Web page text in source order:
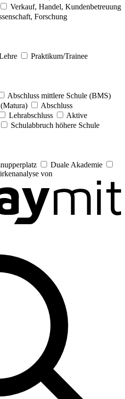
Verkauf, Handel, Kundenbetreuung
Forschung
Praktikum/Trainee
Abschluss mittlere Schule (BMS)
Abschluss
Lehrabschluss
Aktive
Schulabbruch höhere Schule
Duale Akademie
von